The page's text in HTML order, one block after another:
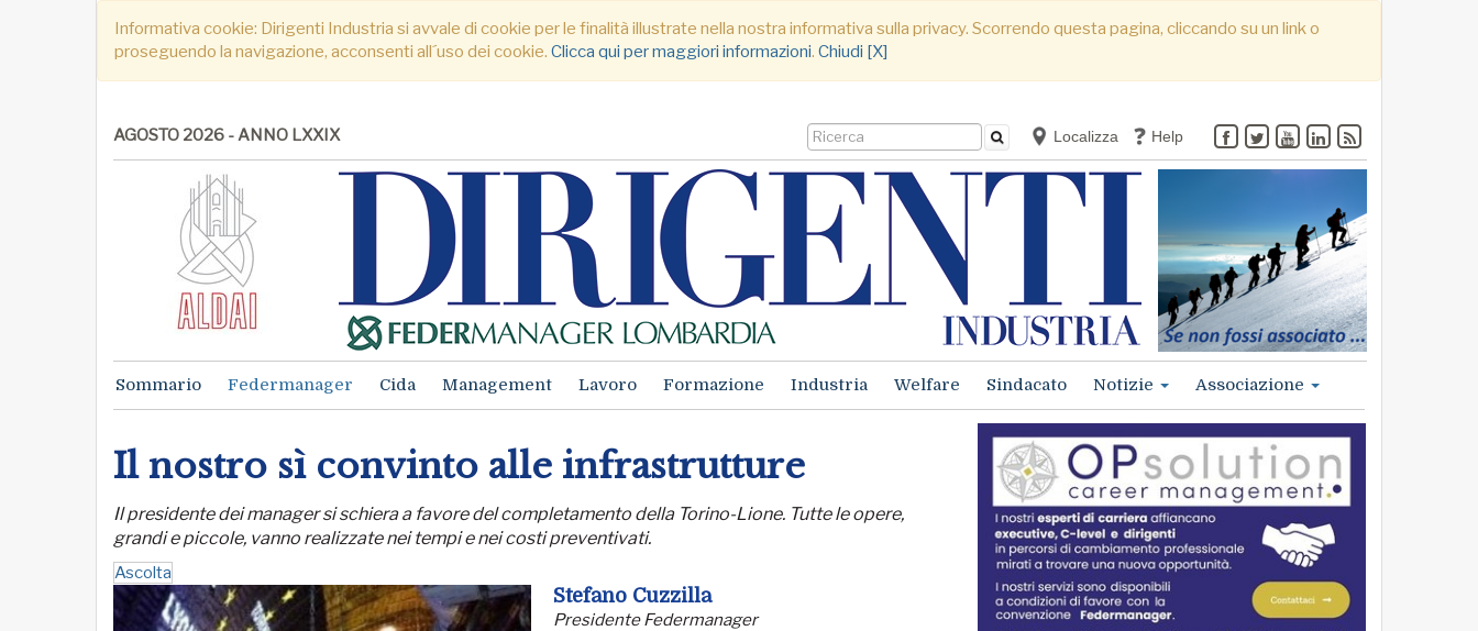
Informativa cookie: Dirigenti Industria si avvale di cookie per le finalità illustrate nella nostra informativa sulla privacy. Scorrendo questa pagina, cliccando su un link o
proseguendo la navigazione, acconsenti all´uso dei cookie. Clicca qui per maggiori informazioni. Chiudi [X]
AGOSTO 2026 - ANNO LXXIX Localizza Help
Sommario Federmanager Cida Management Lavoro Formazione Industria Welfare Sindacato Notizie Associazione
Il nostro sì convinto alle infrastrutture
Il presidente dei manager si schiera a favore del completamento della Torino-Lione. Tutte le opere,
grandi e piccole, vanno realizzate nei tempi e nei costi preventivati.
Ascolta
Stefano Cuzzilla
Presidente Federmanager